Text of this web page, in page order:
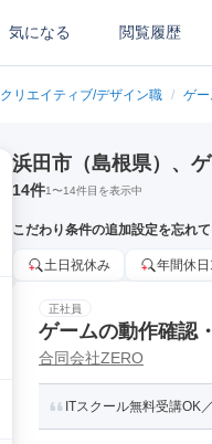
気になる 閲覧履歴
クリエイティブ/デザイン職 / ゲー
浜田市（島根県）、
14件1〜14件目を表示中
こだわり条件の追加設定を忘れ
土日祝休み 年間休
正社員
ゲームの動作確認
合同会社ZERO
ITスクール無料受講OK